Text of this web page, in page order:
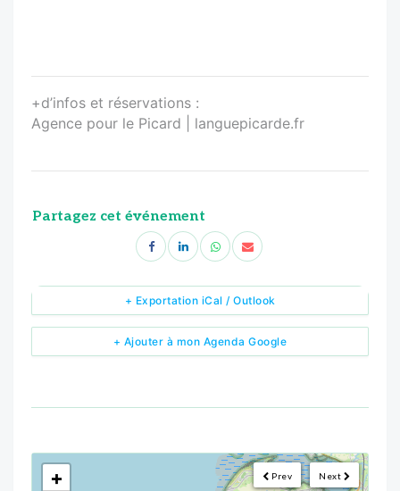
+d’infos et réservations :
Agence pour le Picard | languepicarde.fr
Partagez cet événement
+ Ajouter à mon Agenda Google
+ Exportation iCal / Outlook
Next
Prev
<!---->
+